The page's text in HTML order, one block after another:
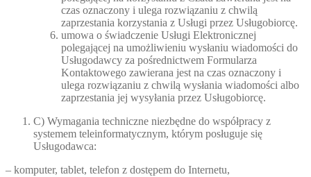
czas oznaczony i ulega rozwiązaniu z chwilą
zaprzestania korzystania z Usługi przez Usługobiorcę.
umowa o świadczenie Usługi Elektronicznej
polegającej na umożliwieniu wysłaniu wiadomości do
Usługodawcy za pośrednictwem Formularza
Kontaktowego zawierana jest na czas oznaczony i
ulega rozwiązaniu z chwilą wysłania wiadomości albo
zaprzestania jej wysyłania przez Usługobiorcę.
C) Wymagania techniczne niezbędne do współpracy z
systemem teleinformatycznym, którym posługuje się
Usługodawca:
– komputer, tablet, telefon z dostępem do Internetu,